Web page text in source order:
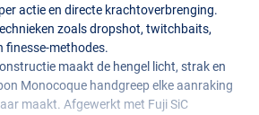
actie en directe krachtoverbrenging.
zoals dropshot, twitchbaits,
finesse-methodes.
maakt de hengel licht, strak en
Monocoque handgreep elke aanraking
maakt. Afgewerkt met Fuji SiC